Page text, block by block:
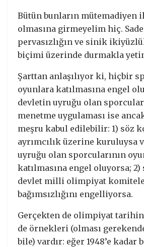
Bütün bunların mütemadiyen
olmasına girmeyelim hiç.
pervasızlığın ve sinik
biçimi üzerinde durmakla
Şarttan anlaşılıyor ki, hiçbir
oyunlara katılmasına engel
devletin uyruğu olan
menetme uygulaması ise
meşru kabul edilebilir: 1) söz
ayrımcılık üzerine kuruluysa
uyruğu olan sporcularının
katılmasına engel oluyorsa; 2)
devlet milli olimpiyat
bağımsızlığını engelliyorsa.
Gerçekten de olimpiyat
de örnekleri (olması
bile) vardır: eğer 1948’e